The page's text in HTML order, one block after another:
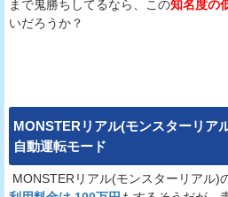
まで鬼勝ちしてるなら、この知名度の
いだろうか？
MONSTERリアル(モンスターリア
自動運転モード
MONSTERリアル(モンスターリアル)